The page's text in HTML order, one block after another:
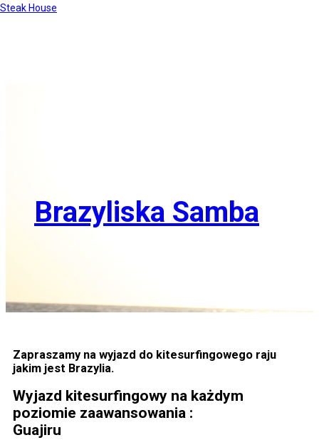
Steak House
Brazyliska Samba
Zapraszamy na wyjazd do kitesurfingowego raju
jakim jest Brazylia.
Wyjazd kitesurfingowy na każdym
poziomie zaawansowania :
Guajiru